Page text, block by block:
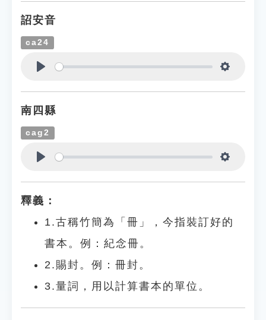
詔安音
ca24
南四縣
cag2
釋義：
1.古稱竹簡為「冊」，今指裝訂好的
書本。例：紀念冊。
2.賜封。例：冊封。
3.量詞，用以計算書本的單位。